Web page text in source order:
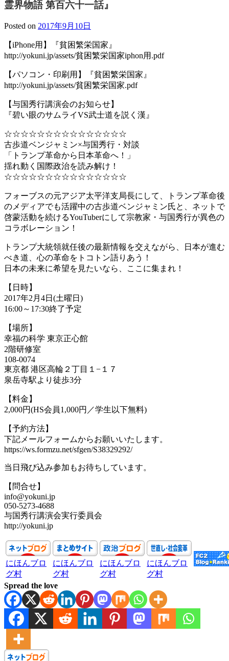
霊界物語 第百六十一話』
Posted on 2017年9月10日
【iPhone用】『貧困繁栄国家』
http://yokuni.jp/assets/貧困繁栄国家iphon用.pdf
【パソコン・印刷用】『貧困繁栄国家』
http://yokuni.jp/assets/貧困繁栄国家.pdf
【与国秀行講演会のお知らせ】
『碧い眼のサムライVS武士道を説く漢』
☆☆☆☆☆☆☆☆☆☆☆☆☆☆☆
古歩道ベンジャミン×与国秀行・対談
「トランプ革命から日本革命へ！」
揺れ動く国際政治を読み解け！
☆☆☆☆☆☆☆☆☆☆☆☆☆☆☆
フォーブスの元アジア太平洋支局長にして、トランプ革命後
のメディアでも活躍中の古歩道ベンジャミン氏と、ネットで
啓蒙活動を続けるYouTuberにして宗教家・与国秀行が異色の
コラボレーション！
トランプ大統領就任後の最新情報を交えながら、日本が進む
べき道、心の革命をトコトン語りあう！
日本の未来に希望を見たいなら、ここに集まれ！
【日時】
2017年2月4日(土曜日)
16:00～17:30終了予定
【場所】
幸福の科学 東京正心館
2階研修室
108-0074
東京都 港区高輪２丁目１−１７
泉岳寺駅より徒歩3分
【料金】
2,000円(HS会員1,000円／学生以下無料)
【予約方法】
下記メールフォームからお願いいたします。
https://ws.formzu.net/sfgen/S38329292/
当日飛び込み参加もお待ちしています。
【問合せ】
info@yokuni.jp
050-5273-4688
与国秀行講演会実行委員会
http://yokuni.jp
にほんブロ
グ村
にほんブロ
グ村
にほんブロ
グ村
にほんブロ
グ村
Spread the love